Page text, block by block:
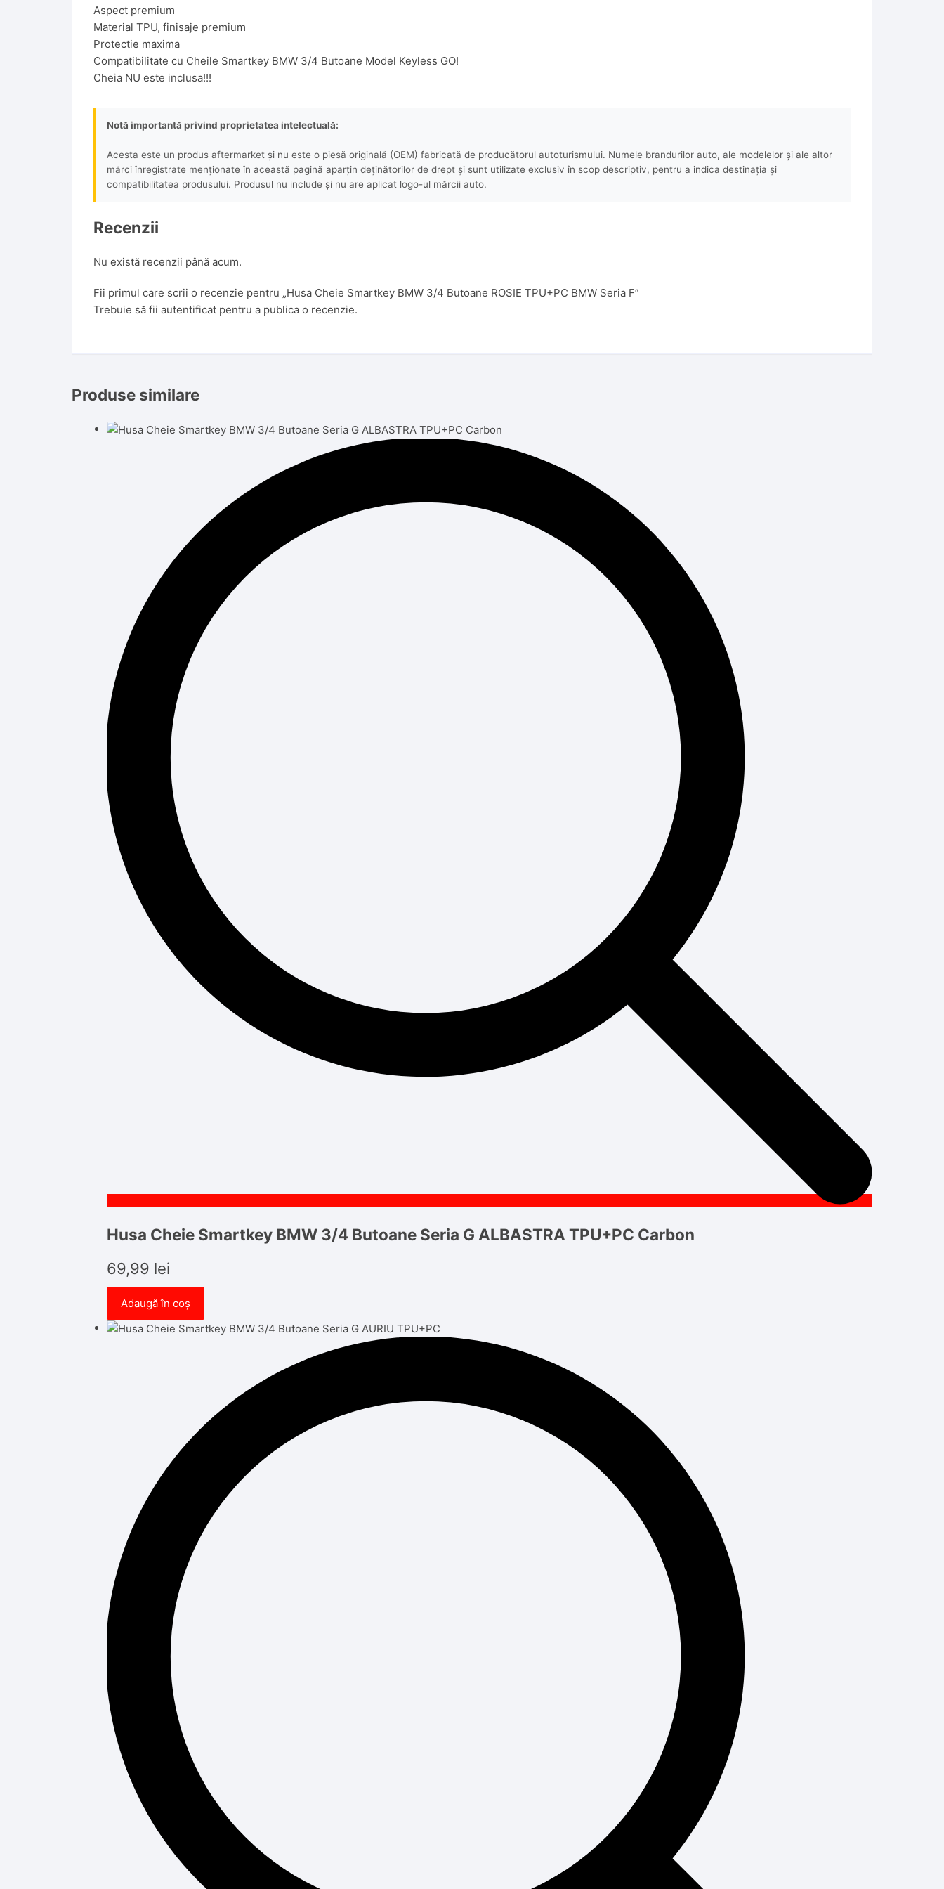
Aspect premium
Material TPU, finisaje premium
Protectie maxima
Compatibilitate cu Cheile Smartkey BMW 3/4 Butoane Model Keyless GO!
Cheia NU este inclusa!!!
Notă importantă privind proprietatea intelectuală:
Acesta este un produs aftermarket și nu este o piesă originală (OEM) fabricată de producătorul autoturismului. Numele brandurilor auto, ale modelelor și ale altor
mărci înregistrate menționate în această pagină aparțin deținătorilor de drept și sunt utilizate exclusiv în scop descriptiv, pentru a indica destinația și
compatibilitatea produsului. Produsul nu include și nu are aplicat logo-ul mărcii auto.
Recenzii
Nu există recenzii până acum.
Fii primul care scrii o recenzie pentru „Husa Cheie Smartkey BMW 3/4 Butoane ROSIE TPU+PC BMW Seria F”
Trebuie să fii autentificat pentru a publica o recenzie.
Produse similare
Husa Cheie Smartkey BMW 3/4 Butoane Seria G ALBASTRA TPU+PC Carbon
69,99 lei
Adaugă în coș